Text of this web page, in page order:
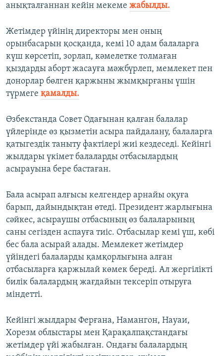
анықталғаннан кейін мекеме жабылды.
Жетімдер үйінің директоры мен оның
орынбасарын қосқанда, кемі 10 адам балаларға
күш көрсетіп, зорлап, кәмелетке толмаған
қыздарды аборт жасауға мәжбүрлеп, мемлекет пен
донорлар бөлген қаржыны жымқырғаны үшін
түрмеге қамалды.
Өзбекстанда Совет Одағынан қалған балалар
үйлерінде өз қызметін асыра пайдалану, балаларға
қатыгездік таныту фактілері жиі кездеседі. Кейінгі
жылдары үкімет балаларды отбасылардың
асырауына бере бастаған.
Бала асырап алғысы келгендер арнайы оқуға
барып, дайындықтан өтеді. Президент жарлығына
сәйкес, асыраушы отбасының өз балаларының
саны сегізден аспауға тиіс. Отбасылар кемі үш, көбі
бес бала асырай алады. Мемлекет жетімдер
үйіндегі балаларды қамқорлығына алған
отбасыларға қаржылай көмек береді. Ал жергілікті
билік балалардың жағдайын тексеріп отыруға
міндетті.
Кейінгі жылдары Ферғана, Намангон, Науаи,
Хорезм облыстары мен Қарақалпақстандағы
жетімдер үйі жабылған. Ондағы балалардың